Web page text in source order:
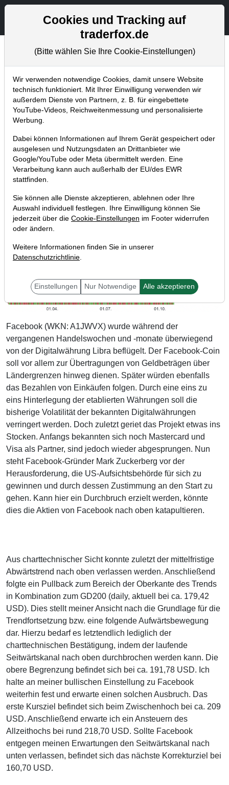
Aktien- und Artikelsuche
Chartanalysen
Home Blog Chartanalysen
Chartanalyse Facebook: Breakout
zur Trendfortsetzung und neuen
Allzeithochs!
25.10.2019 um 21:01 Uhr | P. Uhlschmied
Facebook (WKN: A1JWVX) wurde während der
vergangenen Handelswochen und -monate überwiegend
von der Digitalwährung Libra beflügelt. Der Facebook-Coin
soll vor allem zur Übertragungen von Geldbeträgen über
Ländergrenzen hinweg dienen. Später würden ebenfalls
das Bezahlen von Einkäufen folgen. Durch eine eins zu
eins Hinterlegung der etablierten Währungen soll die
bisherige Volatilität der bekannten Digitalwährungen
verringert werden. Doch zuletzt geriet das Projekt etwas ins
Stocken. Anfangs bekannten sich noch Mastercard und
Visa als Partner, sind jedoch wieder abgesprungen. Nun
steht Facebook-Gründer Mark Zuckerberg vor der
Herausforderung, die US-Aufsichtsbehörde für sich zu
gewinnen und durch dessen Zustimmung an den Start zu
gehen. Kann hier ein Durchbruch erzielt werden, könnte
dies die Aktien von Facebook nach oben katapultieren.
Aus charttechnischer Sicht konnte zuletzt der mittelfristige
Abwärtstrend nach oben verlassen werden. Anschließend
folgte ein Pullback zum Bereich der Oberkante des Trends
in Kombination zum GD200 (daily, aktuell bei ca. 179,42
USD). Dies stellt meiner Ansicht nach die Grundlage für die
Trendfortsetzung bzw. eine folgende Aufwärtsbewegung
dar. Hierzu bedarf es letztendlich lediglich der
charttechnischen Bestätigung, indem der laufende
Seitwärtskanal nach oben durchbrochen werden kann. Die
obere Begrenzung befindet sich bei ca. 191,78 USD. Ich
halte an meiner bullischen Einstellung zu Facebook
weiterhin fest und erwarte einen solchen Ausbruch. Das
erste Kursziel befindet sich beim Zwischenhoch bei ca. 209
USD. Anschließend erwarte ich ein Ansteuern des
Allzeithochs bei rund 218,70 USD. Sollte Facebook
entgegen meinen Erwartungen den Seitwärtskanal nach
unten verlassen, befindet sich das nächste Korrekturziel bei
160,70 USD.
Cookies und Tracking auf
traderfox.de
(Bitte wählen Sie Ihre Cookie-Einstellungen)
Wir verwenden notwendige Cookies, damit unsere Website
technisch funktioniert. Mit Ihrer Einwilligung verwenden wir
außerdem Dienste von Partnern, z. B. für eingebettete
YouTube-Videos, Reichweitenmessung und personalisierte
Werbung.
Dabei können Informationen auf Ihrem Gerät gespeichert oder
ausgelesen und Nutzungsdaten an Drittanbieter wie
Google/YouTube oder Meta übermittelt werden. Eine
Verarbeitung kann auch außerhalb der EU/des EWR
stattfinden.
Sie können alle Dienste akzeptieren, ablehnen oder Ihre
Auswahl individuell festlegen. Ihre Einwilligung können Sie
jederzeit über die Cookie-Einstellungen im Footer widerrufen
oder ändern.
Weitere Informationen finden Sie in unserer
Datenschutzrichtlinie.
Einstellungen Nur Notwendige Alle akzeptieren